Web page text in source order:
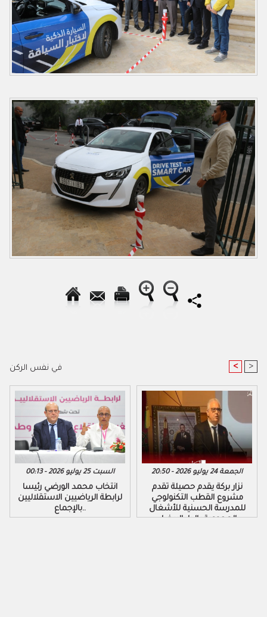
في نفس الركن < >
السبت 25 يوليو 2026 - 00:13
​انتخاب محمد الورضي رئيسا
لرابطة الرياضيين الاستقلاليين
بالإجماع..
الجمعة 24 يوليو 2026 - 20:50
نزار بركة يقدم حصيلة تقدم
مشروع القطب التكنولوجي
للمدرسة الحسنية للأشغال
العمومية بالدار البيضاء